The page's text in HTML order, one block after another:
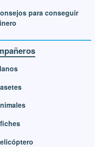
para conseguir